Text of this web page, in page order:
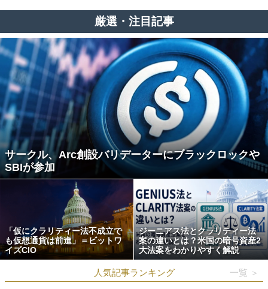
厳選・注目記事
サークル、Arc創設バリデーターにブラックロックや
SBIが参加
「仮にクラリティー法不成立で
も仮想通貨は前進」＝ビットワ
イズCIO
ジーニアス法とクラリティー法
案の違いとは？米国の暗号資産2
大法案をわかりやすく解説
人気記事ランキング 一覧 ＞